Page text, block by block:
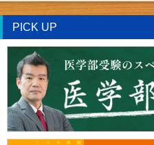
PICK UP